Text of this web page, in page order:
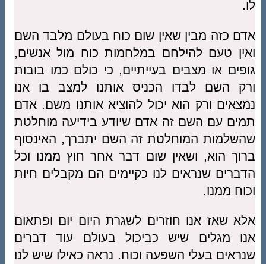
לו.
אדם כזה מבין שאין שום כוח בעולם מלבד השם
ואין טעם להילחם במלחמות כוח מול אנשים,
גופים או מצבים בעייתיים, כי כולם כמו בובות
ורק השם לבדו הכניס אותנו למצב בו אנו
נמצאים ורק הוא יכול להוציא אותנו משם. אדם
תמים עם השם זה אדם שיודע בידיעה מוחלטת
שהשלמות המוחלטת זה השם יתברך, האינסוף
ברוך הוא, ושאין שום דבר אחר חוץ ממנו וכל
הדברים שנראים לנו כקיימים הם מקבלים חיות
וכוח ממנו.
אלא שאז אנו חוזרים לשגרת היום יום ופתאום
אנו מגלים שיש כביכול בעולם עוד דברים
שנראים בעלי השפעה וכוח. נראה כאילו שיש לנו